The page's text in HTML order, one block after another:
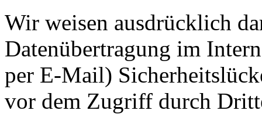
Wir weisen ausdrücklich
Datenübertragung im
per E-Mail)
vor dem Zugriff durch